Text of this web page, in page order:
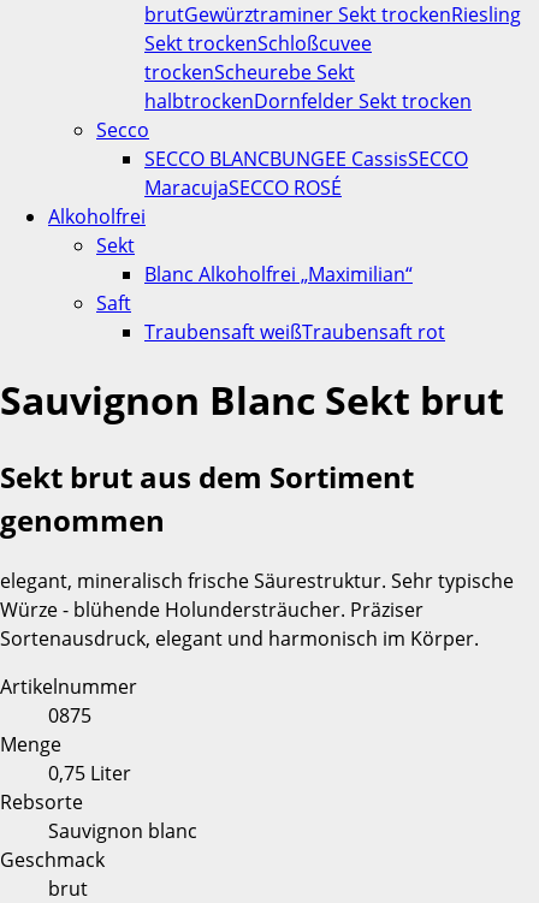
brutGewürztraminer Sekt trockenRiesling
Sekt trockenSchloßcuvee
trockenScheurebe Sekt
halbtrockenDornfelder Sekt trocken
Secco
SECCO BLANCBUNGEE CassisSECCO
MaracujaSECCO ROSÉ
Alkoholfrei
Sekt
Blanc Alkoholfrei „Maximilian“
Saft
Traubensaft weißTraubensaft rot
Sauvignon Blanc Sekt brut
Sekt brut aus dem Sortiment
genommen
elegant, mineralisch frische Säurestruktur. Sehr typische
Würze - blühende Holundersträucher. Präziser
Sortenausdruck, elegant und harmonisch im Körper.
Artikelnummer
0875
Menge
0,75 Liter
Rebsorte
Sauvignon blanc
Geschmack
brut